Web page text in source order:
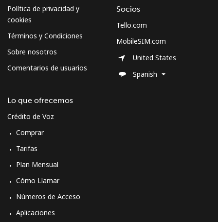
Política de privacidad y
cookies
Términos y Condiciones
Sobre nosotros
Comentarios de usuarios
Lo que ofrecemos
Crédito de Voz
Comprar
Tarifas
Plan Mensual
Cómo Llamar
Números de Acceso
Aplicaciones
Socios
Tello.com
MobileSIM.com
United States
Spanish